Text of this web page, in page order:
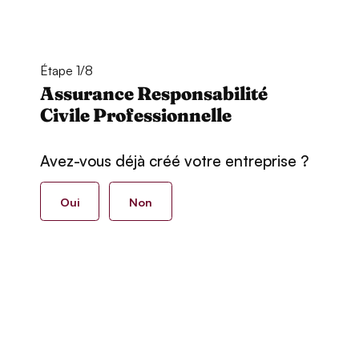
Étape 1/8
Assurance Responsabilité
Civile Professionnelle
Avez-vous déjà créé votre entreprise ?
Oui Non